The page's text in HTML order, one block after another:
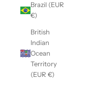
Brazil (EUR
€)
British
Indian
Ocean
Territory
(EUR €)